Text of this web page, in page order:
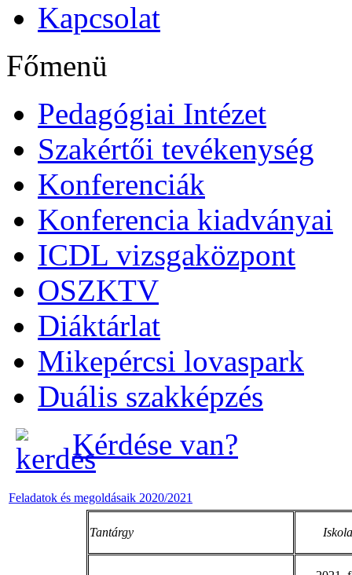
Kapcsolat
Főmenü
Pedagógiai Intézet
Szakértői tevékenység
Konferenciák
Konferencia kiadványai
ICDL vizsgaközpont
OSZKTV
Diáktárlat
Mikepércsi lovaspark
Duális szakképzés
Kérdése van?
Feladatok és megoldásaik 2020/2021
Tantárgy